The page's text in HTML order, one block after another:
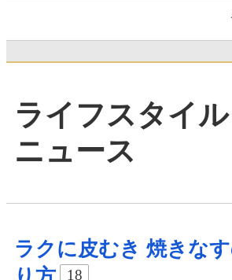
ライフスタイ
ニュース
ラクに皮むき 焼きな
18